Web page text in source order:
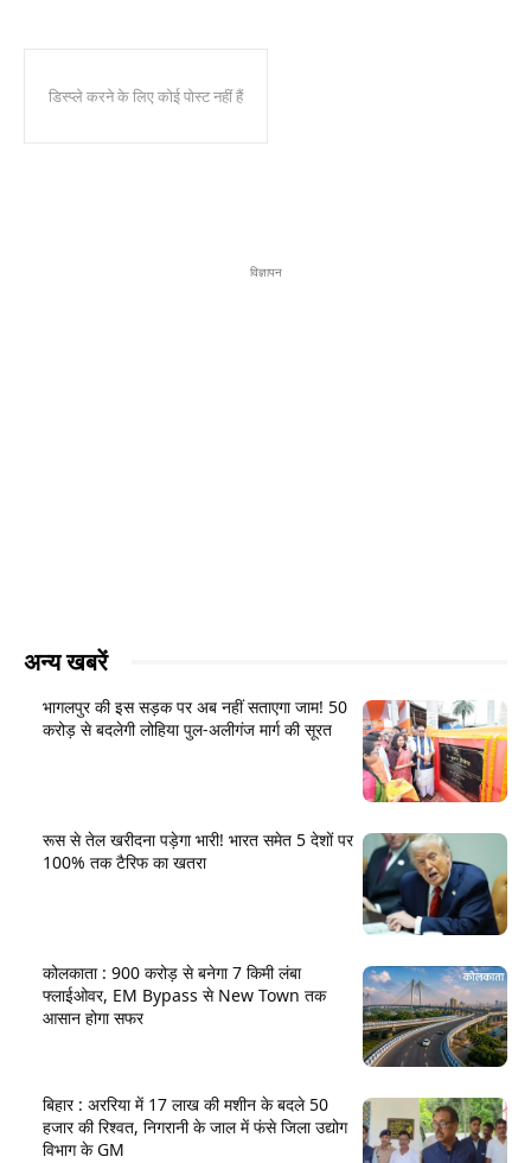
डिस्प्ले करने के लिए कोई पोस्ट नहीं हैं
विज्ञापन
अन्य खबरें
भागलपुर की इस सड़क पर अब नहीं सताएगा जाम! 50
करोड़ से बदलेगी लोहिया पुल-अलीगंज मार्ग की सूरत
रूस से तेल खरीदना पड़ेगा भारी! भारत समेत 5 देशों पर
100% तक टैरिफ का खतरा
कोलकाता : 900 करोड़ से बनेगा 7 किमी लंबा
फ्लाईओवर, EM Bypass से New Town तक
आसान होगा सफर
बिहार : अररिया में 17 लाख की मशीन के बदले 50
हजार की रिश्वत, निगरानी के जाल में फंसे जिला उद्योग
विभाग के GM